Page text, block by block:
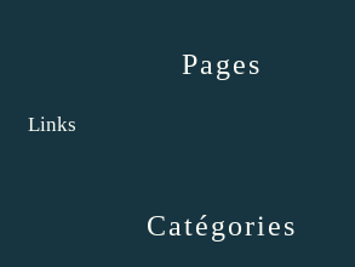
Catégories
Pages
Links